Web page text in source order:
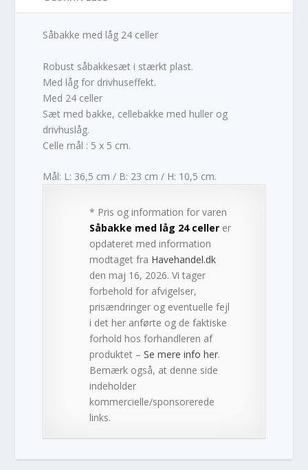
Såbakke med låg 24 celler
Robust såbakkesæt i stærkt plast.
Med låg for drivhuseffekt.
Med 24 celler
Sæt med bakke, cellebakke med huller og
drivhuslåg.
Celle mål : 5 x 5 cm.
Mål: L: 36,5 cm / B: 23 cm / H: 10,5 cm.
* Pris og information for varen
Såbakke med låg 24 celler er
opdateret med information
modtaget fra Havehandel.dk
den maj 16, 2026. Vi tager
forbehold for afvigelser,
prisændringer og eventuelle fejl
i det her anførte og de faktiske
forhold hos forhandleren af
produktet –Se mere info her.
Bemærk også, at denne side
indeholder
kommercielle/sponsorerede
links.